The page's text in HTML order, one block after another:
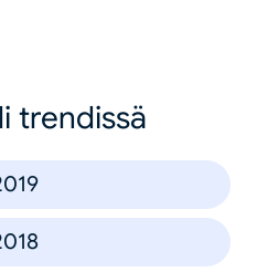
trendissä